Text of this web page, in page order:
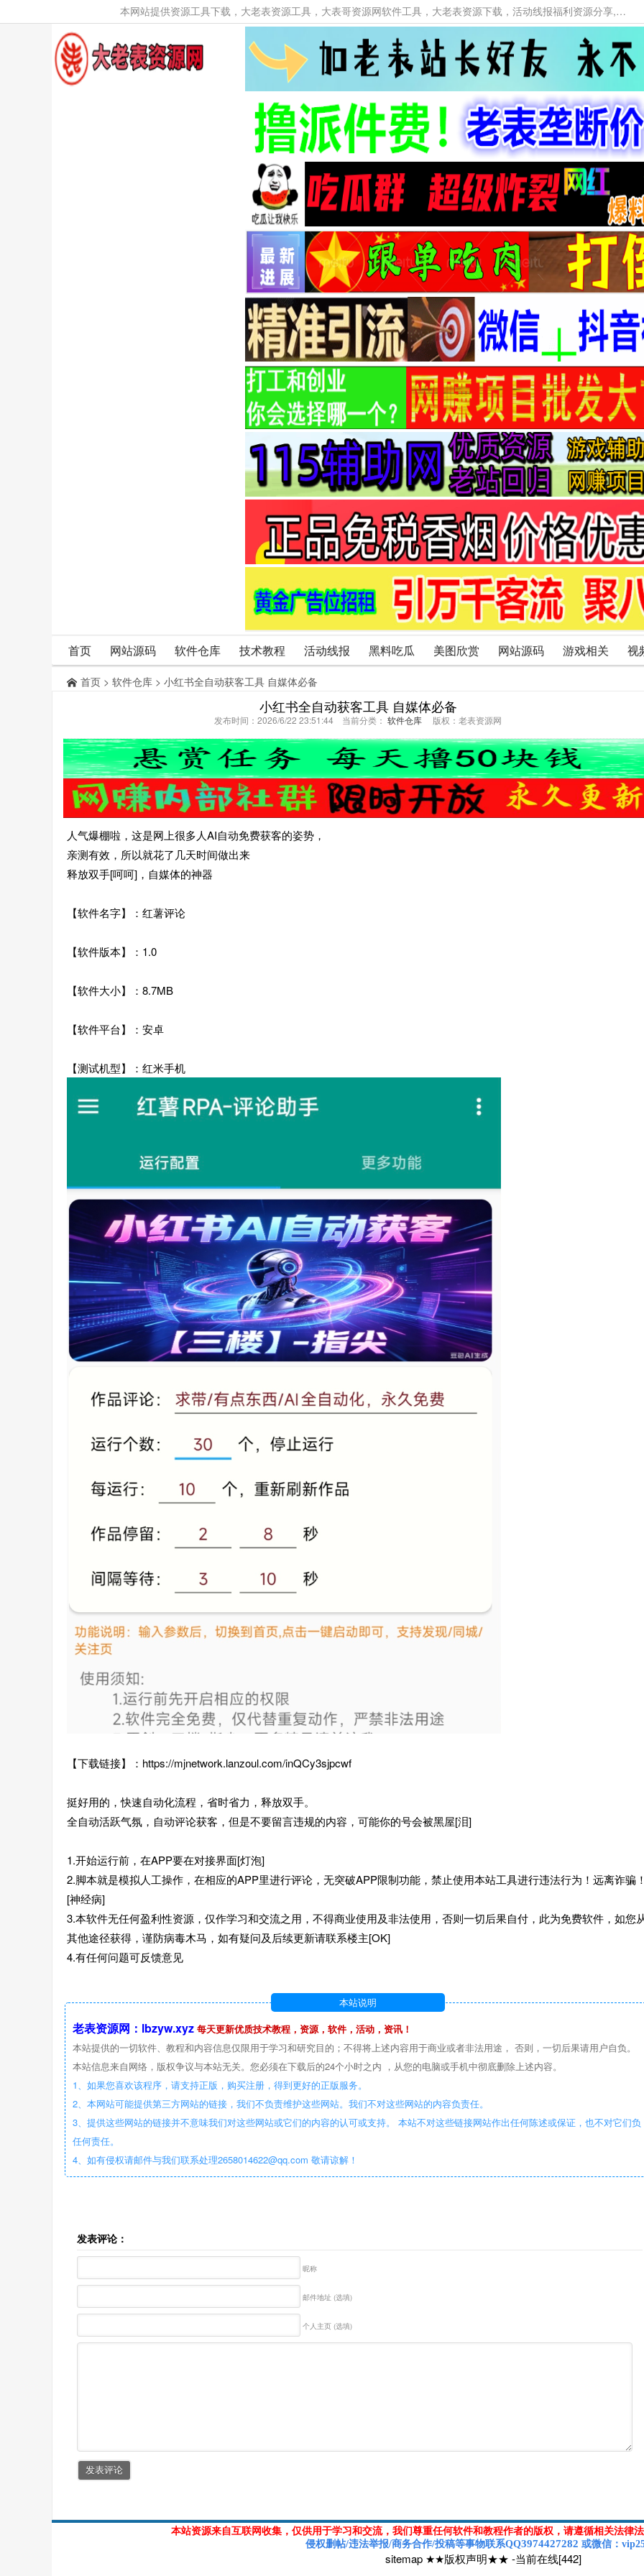
本网站提供资源工具下载，大老表资源工具，大表哥资源网软件工具，大老表资源下载，活动线报福利资源分享,活动线报，大型网游经典游戏，网络热门技术游戏辅助交流与分享。
首页 网站源码 软件仓库 技术教程 活动线报 黑料吃瓜 美图欣赏 网站源码 游戏相关 视
首页 > 软件仓库 > 小红书全自动获客工具 自媒体必备
小红书全自动获客工具 自媒体必备
发布时间：2026/6/22 23:51:44 当前分类： 软件仓库 版权：老表资源网
人气爆棚啦，这是网上很多人AI自动免费获客的姿势，
亲测有效，所以就花了几天时间做出来
释放双手[呵呵]，自媒体的神器
【软件名字】：红薯评论
【软件版本】：1.0
【软件大小】：8.7MB
【软件平台】：安卓
【测试机型】：红米手机
【下载链接】：https://mjnetwork.lanzoul.com/inQCy3sjpcwf
挺好用的，快速自动化流程，省时省力，释放双手。
全自动活跃气氛，自动评论获客，但是不要留言违规的内容，可能你的号会被黑屋[泪]
1.开始运行前，在APP要在对接界面[灯泡]
2.脚本就是模拟人工操作，在相应的APP里进行评论，无突破APP限制功能，禁止使用本站工具进行违法行为！远离诈骗
[神经病]
3.本软件无任何盈利性资源，仅作学习和交流之用，不得商业使用及非法使用，否则一切后果自付，此为免费软件，如您
其他途径获得，谨防病毒木马，如有疑问及后续更新请联系楼主[OK]
4.有任何问题可反馈意见
本站说明
老表资源网：lbzyw.xyz 每天更新优质技术教程，资源，软件，活动，资讯！
本站提供的一切软件、教程和内容信息仅限用于学习和研究目的；不得将上述内容用于商业或者非法用途， 否则，一切后果请用户自负。
本站信息来自网络，版权争议与本站无关。您必须在下载后的24个小时之内 ，从您的电脑或手机中彻底删除上述内容。
1、如果您喜欢该程序，请支持正版，购买注册，得到更好的正版服务。
2、本网站可能提供第三方网站的链接，我们不负责维护这些网站。我们不对这些网站的内容负责任。
3、提供这些网站的链接并不意味我们对这些网站或它们的内容的认可或支持。 本站不对这些链接网站作出任何陈述或保证，也不对它们负
任何责任。
4、如有侵权请邮件与我们联系处理2658014622@qq.com 敬请谅解！
发表评论：
昵称
邮件地址 (选填)
个人主页 (选填)
本站资源来自互联网收集，仅供用于学习和交流，我们尊重任何软件和教程作者的版权，请遵循相关法律
侵权删帖/违法举报/商务合作/投稿等事物联系QQ3974427282 或微信 ：
sitemap ★★版权声明★★ -当前在线[442]